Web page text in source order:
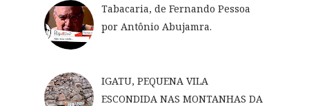
Tabacaria, de Fernando Pessoa
por Antônio Abujamra.
IGATU, PEQUENA VILA
ESCONDIDA NAS MONTANHAS DA